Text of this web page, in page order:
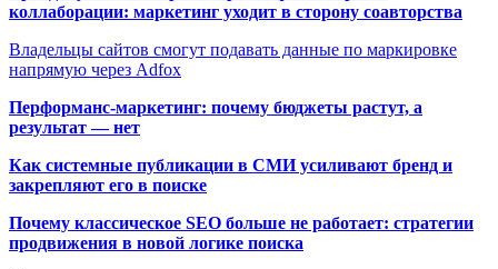
коллаборации: маркетинг уходит в сторону соавторства
Владельцы сайтов смогут подавать данные по маркировке
напрямую через Adfox
Перформанс-маркетинг: почему бюджеты растут, а
результат — нет
Как системные публикации в СМИ усиливают бренд и
закрепляют его в поиске
Почему классическое SEO больше не работает: стратегии
продвижения в новой логике поиска